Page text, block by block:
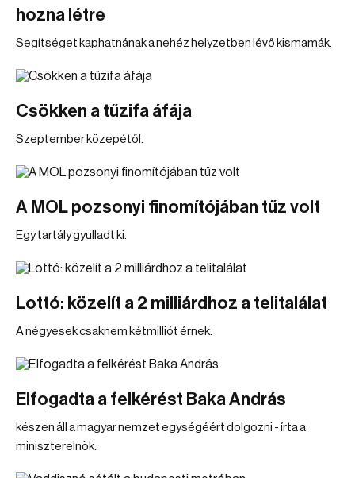
hozna létre
Segítséget kaphatnának a nehéz helyzetben lévő kismamák.
Csökken a tűzifa áfája
Szeptember közepétől.
A MOL pozsonyi finomítójában tűz volt
Egy tartály gyulladt ki.
Lottó: közelít a 2 milliárdhoz a telitalálat
A négyesek csaknem kétmilliót érnek.
Elfogadta a felkérést Baka András
készen áll a magyar nemzet egységéért dolgozni - írta a
miniszterelnök.